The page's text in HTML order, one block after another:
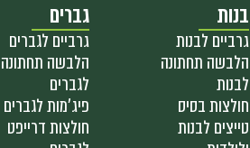
בנות
גרביים לבנות
הלבשה תחתונה
לבנות
חולצות בסיס
טייצים לבנות
גברים
גרביים לגברים
הלבשה תחתונה
לגברים
פיג'מות לגברים
חולצות דרייפט